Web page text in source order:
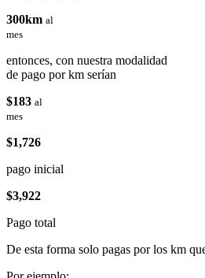
300km al
mes
entonces, con nuestra modalidad
de pago por km serían
$183 al
mes
$1,726
pago inicial
$3,922
Pago total
De esta forma solo pagas por los km